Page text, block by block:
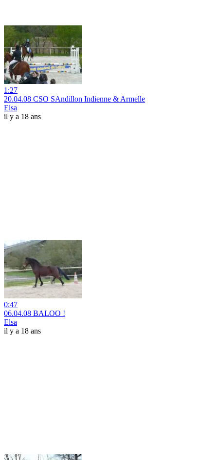
1:27
20.04.08 CSO SAndillon Indienne & Armelle
Elsa
il y a 18 ans
0:47
06.04.08 BALOO !
Elsa
il y a 18 ans